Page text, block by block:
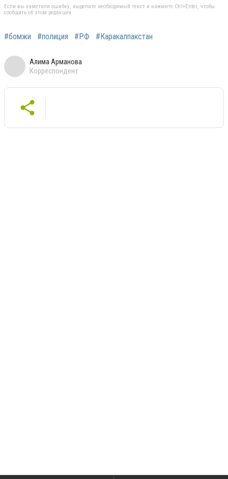
Если вы заметили ошибку, выделите необходимый текст и нажмите Ctrl+Enter, чтобы
сообщить об этом редакции
#бомжи #полиция #РФ #Каракалпакстан
Алима Арманова
Корреспондент